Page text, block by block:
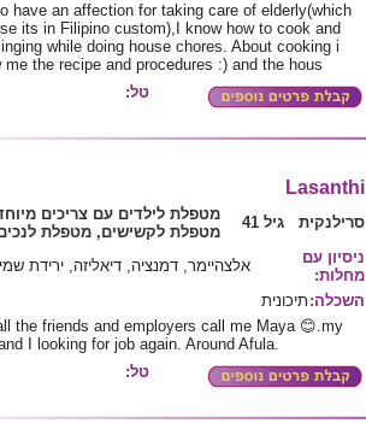
have an affection for taking care of elderly(which
its in Filipino custom),I know how to cook and
while doing house chores. About cooking i
the recipe and procedures :) and the hous
טל:
Lasanthi
סרילנקית גיל 41
מטפלת לילדים עם צריכים
מטפלת לקשישים, מטפלת
ניסיון עם
מחלות:
אלצהיימר, דמנציה, דיאליזה, ירידת
השכלה: תיכונית
the friends and employers call me Maya 😊.my
I looking for job again. Around Afula.
טל: